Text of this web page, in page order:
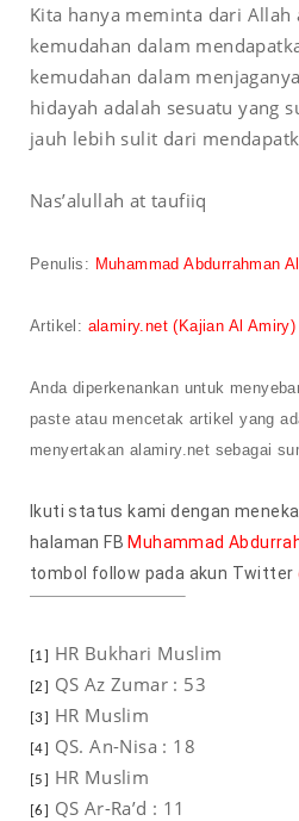
Kita hanya meminta dari Allah
kemudahan dalam
kemudahan dalam
hidayah adalah sesuatu yang
jauh lebih sulit dari
Nas’alullah at taufiiq
Penulis : Muhammad Abdurrahman
Artikel : alamiry.net (Kajian Al Amiry)
Anda diperkenankan untuk
paste atau mencetak artikel yang
menyertakan alamiry.net sebagai
Ikuti status kami dengan
halaman FB Muhammad
tombol follow pada akun Twitter
[1] HR Bukhari Muslim
[2] QS Az Zumar : 53
[3] HR Muslim
[4] QS. An-Nisa : 18
[5] HR Muslim
[6] QS Ar-Ra’d : 11